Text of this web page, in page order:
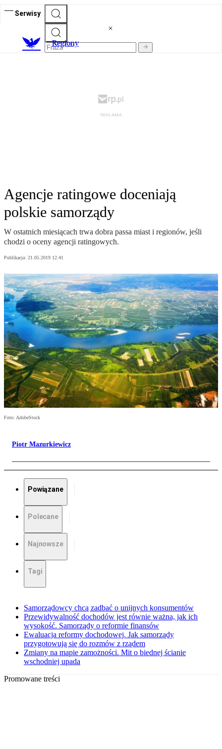
Serwisy
Regiony
Agencje ratingowe doceniają
polskie samorządy
W ostatnich miesiącach trwa dobra passa miast i regionów, jeśli
chodzi o oceny agencji ratingowych.
Publikacja: 21.05.2019 12:41
Foto: AdobeStock
Piotr Mazurkiewicz
Powiązane
Polecane
Najnowsze
Tagi
Samorządowcy chcą zadbać o unijnych konsumentów
Przewidywalność dochodów jest równie ważna, jak ich
wysokość. Samorządy o reformie finansów
Ewaluacja reformy dochodowej. Jak samorządy
przygotowują się do rozmów z rządem
Zmiany na mapie zamożności. Mit o biednej ścianie
wschodniej upada
Promowane treści